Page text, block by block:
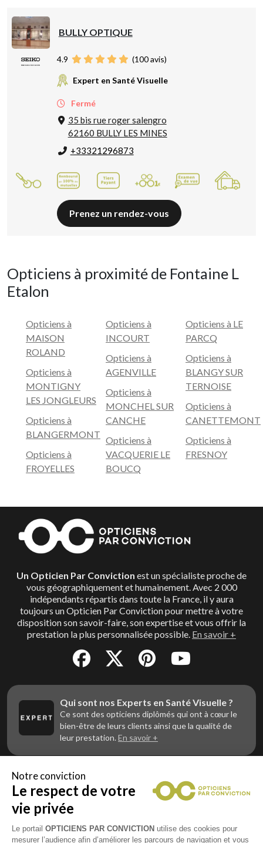
BULLY OPTIQUE
4.9 (100avis)
Expert en Santé Visuelle
Fermé
35 bis rue roger salengro
62160 BULLY LES MINES
+33321296873
Prenez un rendez-vous
Opticiens à proximité de Fontaine L
Etalon
Opticiens à
MAISON
ROLAND
Opticiens à
MONTIGNY
LES JONGLEURS
Opticiens à
BLANGERMONT
Opticiens à
FROYELLES
Opticiens à
INCOURT
Opticiens à
AGENVILLE
Opticiens à
MONCHEL SUR
CANCHE
Opticiens à
VACQUERIE LE
BOUCQ
Opticiens à LE
PARCQ
Opticiens à
BLANGY SUR
TERNOISE
Opticiens à
CANETTEMONT
Opticiens à
FRESNOY
Un Opticien Par Conviction est un spécialiste proche de
vous géographiquement et humainement. Avec 2 000
indépendants répartis dans toute la France, il y aura
toujours un Opticien Par Conviction pour mettre à votre
disposition son savoir-faire, son expertise et vous offrir la
prestation la plus personnalisée possible. En savoir +
Qui sont nos Experts en Santé Visuelle ?
Ce sont des opticiens diplômés qui ont à cœur le
bien-être de leurs clients ainsi que la qualité de
leur prestation.En savoir +
Vous êtes un professionnel de la vue et
vous souhaitez nous rejoindre ?
Contactez Alliance Optic, la centrale d’achats et
d’accompagnement des opticiens indépendants
Notre conviction
Le respect de votre
vie privée
Le portail OPTICIENS PAR CONVICTION utilise des cookies pour
mesurer l’audience afin d’améliorer les parcours de navigation et vous